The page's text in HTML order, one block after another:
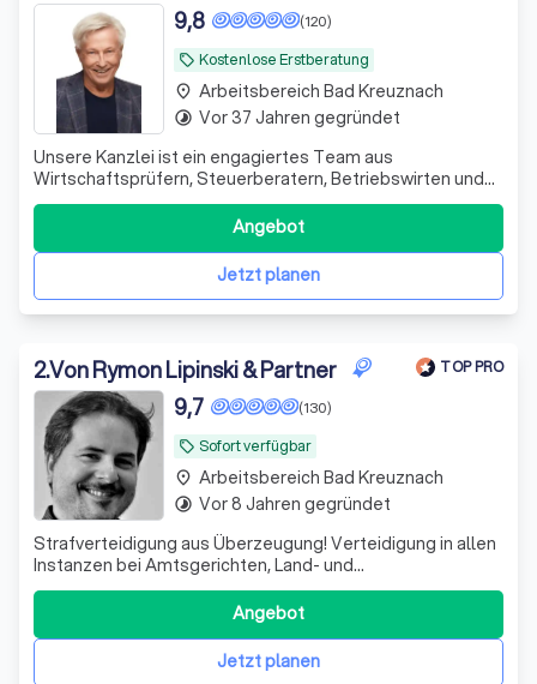
local_offer Kostenlose Erstberatung
(120)
9,8
Unsere Kanzlei ist ein engagiertes Team aus
Wirtschaftsprüfern, Steuerberatern, Betriebswirten und
Fachanwälten. Seit 1995 unterstützen wir unsere
Mandanten erfolgreich in schwierigen Finanzsituationen.
Wir sehen uns nicht nur als Ansprechpartner, sondern auch
als Ratgeber und Umsetzer von Lösungen.
Jetzt planen
Angebot
place Arbeitsbereich Bad Kreuznach
timelapse Vor 37 Jahren gegründet
2.Von Rymon Lipinski & Partner TOP PRO
local_offer Sofort verfügbar
(130)
9,7
Strafverteidigung aus Überzeugung! Verteidigung in allen
Instanzen bei Amtsgerichten, Land- und
Oberlandesgerichten, sowie dem BGH. Direkter Kontakt,
große Erfahrung, 24/7 erreichbar!
Jetzt planen
Angebot
place Arbeitsbereich Bad Kreuznach
timelapse Vor 8 Jahren gegründet